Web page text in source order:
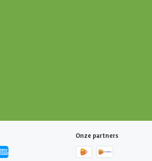
Onze partners